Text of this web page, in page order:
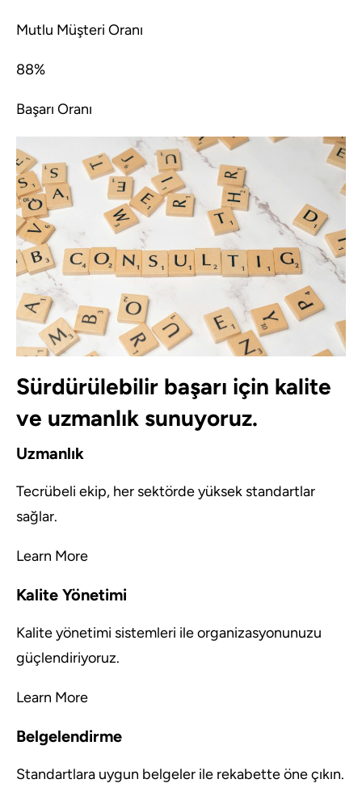
Mutlu Müşteri Oranı
88%
Başarı Oranı
Sürdürülebilir başarı için kalite
ve uzmanlık sunuyoruz.
Uzmanlık
Tecrübeli ekip, her sektörde yüksek standartlar
sağlar.
Learn More
Kalite Yönetimi
Kalite yönetimi sistemleri ile organizasyonunuzu
güçlendiriyoruz.
Learn More
Belgelendirme
Standartlara uygun belgeler ile rekabette öne çıkın.